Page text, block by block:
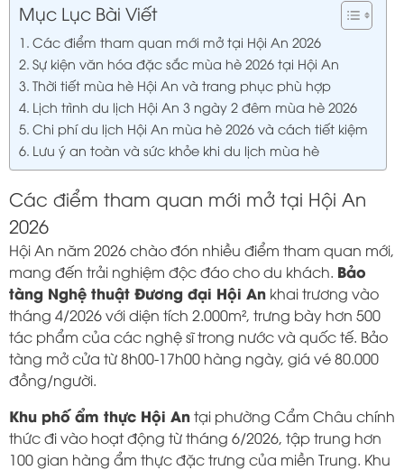
Mục Lục Bài Viết
Các điểm tham quan mới mở tại Hội An 2026
Sự kiện văn hóa đặc sắc mùa hè 2026 tại Hội An
Thời tiết mùa hè Hội An và trang phục phù hợp
Lịch trình du lịch Hội An 3 ngày 2 đêm mùa hè 2026
Chi phí du lịch Hội An mùa hè 2026 và cách tiết kiệm
Lưu ý an toàn và sức khỏe khi du lịch mùa hè
Các điểm tham quan mới mở tại Hội An
2026
Hội An năm 2026 chào đón nhiều điểm tham quan mới,
mang đến trải nghiệm độc đáo cho du khách. Bảo
tàng Nghệ thuật Đương đại Hội An khai trương vào
tháng 4/2026 với diện tích 2.000m², trưng bày hơn 500
tác phẩm của các nghệ sĩ trong nước và quốc tế. Bảo
tàng mở cửa từ 8h00-17h00 hàng ngày, giá vé 80.000
đồng/người.
Khu phố ẩm thực Hội Antại phường Cẩm Châu chính
thức đi vào hoạt động từ tháng 6/2026, tập trung hơn
100 gian hàng ẩm thực đặc trưng của miền Trung. Khu